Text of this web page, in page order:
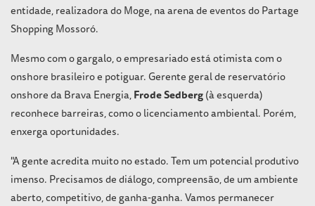
entidade, realizadora do Moge, na arena de eventos do Partage
Shopping Mossoró.
Mesmo com o gargalo, o empresariado está otimista com o
onshore brasileiro e potiguar. Gerente geral de reservatório
onshore da Brava Energia,Frode Sedberg(à esquerda)
reconhece barreiras, como o licenciamento ambiental. Porém,
enxerga oportunidades.
"A gente acredita muito no estado. Tem um potencial produtivo
imenso. Precisamos de diálogo, compreensão, de um ambiente
aberto, competitivo, de ganha-ganha. Vamos permanecer